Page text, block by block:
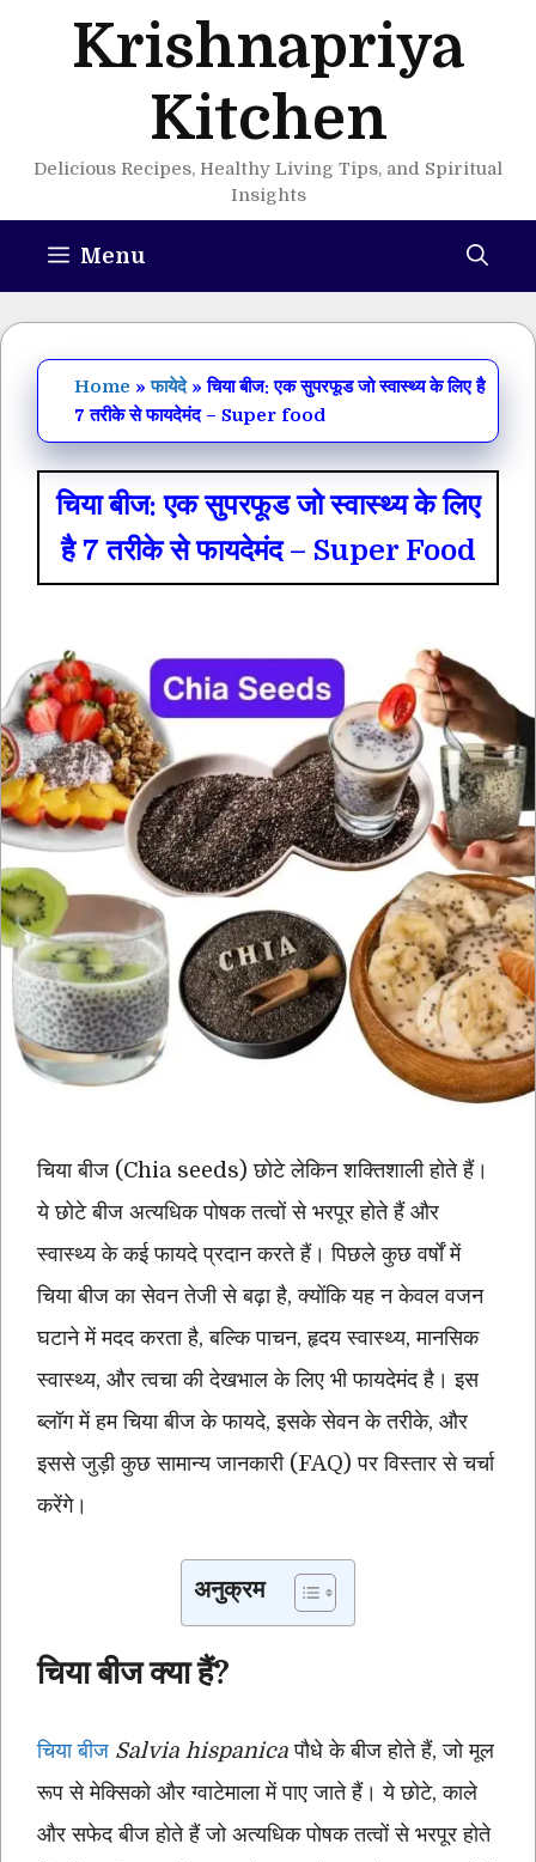
Krishnapriya
Kitchen
Delicious Recipes, Healthy Living Tips, and Spiritual
Insights
Menu
Home »फायेदे»चिया बीज: एक सुपरफूड जो स्वास्थ्य के लिए है
7 तरीके से फायदेमंद – Super food
चिया बीज: एक सुपरफूड जो स्वास्थ्य के लिए
है 7 तरीके से फायदेमंद – Super Food
चिया बीज (Chia seeds) छोटे लेकिन शक्तिशाली होते हैं।
ये छोटे बीज अत्यधिक पोषक तत्वों से भरपूर होते हैं और
स्वास्थ्य के कई फायदे प्रदान करते हैं। पिछले कुछ वर्षों में
चिया बीज का सेवन तेजी से बढ़ा है, क्योंकि यह न केवल वजन
घटाने में मदद करता है, बल्कि पाचन, हृदय स्वास्थ्य, मानसिक
स्वास्थ्य, और त्वचा की देखभाल के लिए भी फायदेमंद है। इस
ब्लॉग में हम चिया बीज के फायदे, इसके सेवन के तरीके, और
इससे जुड़ी कुछ सामान्य जानकारी (FAQ) पर विस्तार से चर्चा
करेंगे।
अनुक्रम
चिया बीज क्या हैं?
चिया बीज Salvia hispanica पौधे के बीज होते हैं, जो मूल
रूप से मेक्सिको और ग्वाटेमाला में पाए जाते हैं। ये छोटे, काले
और सफेद बीज होते हैं जो अत्यधिक पोषक तत्वों से भरपूर होते